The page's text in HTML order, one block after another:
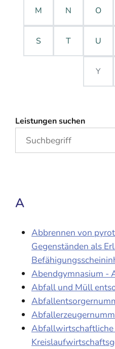
M N O
S T U
Y
Leistungen suchen
A
Abbrennen von
Gegenständen als
Abendgymnasium -
Abfall und Müll
Abfallwirtschaftliche